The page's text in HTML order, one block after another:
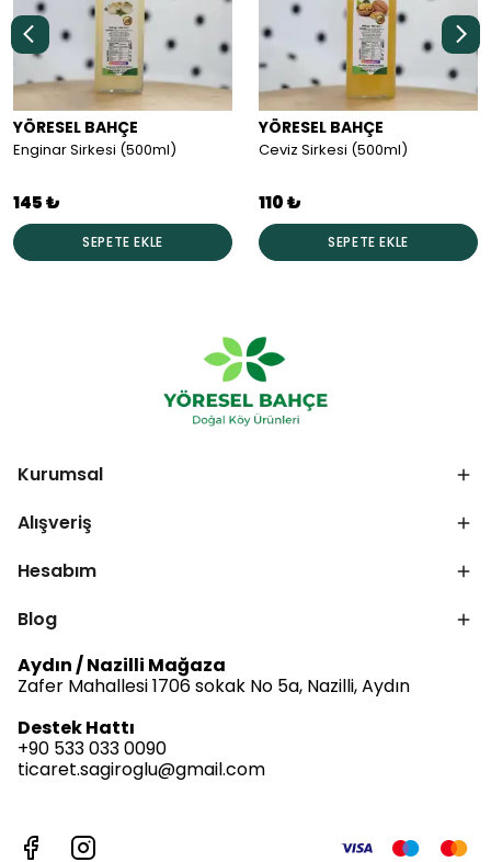
YÖRESEL BAHÇE
Enginar Sirkesi (500ml)
145 ₺
SEPETE EKLE
YÖRESEL BAHÇE
Ceviz Sirkesi (500ml)
110 ₺
SEPETE EKLE
Kurumsal
Alışveriş
Hesabım
Blog
Aydın / Nazilli Mağaza
Zafer Mahallesi 1706 sokak No 5a, Nazilli, Aydın
Destek Hattı
+90 533 033 0090
ticaret.sagiroglu@gmail.com